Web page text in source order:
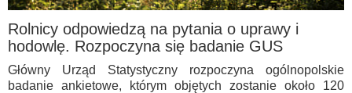
Rolnicy odpowiedzą na pytania o uprawy i
hodowlę. Rozpoczyna się badanie GUS
Główny Urząd Statystyczny rozpoczyna ogólnopolskie
badanie ankietowe, którym objętych zostanie około 120